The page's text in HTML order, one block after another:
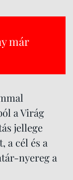
már
a Virág
jellege
a cél és a
nyereg a